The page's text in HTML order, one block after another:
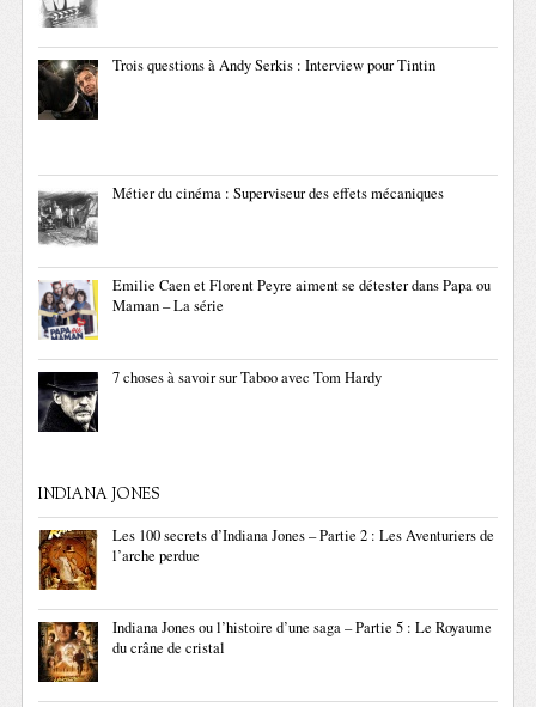
Trois questions à Andy Serkis : Interview pour Tintin
Métier du cinéma : Superviseur des effets mécaniques
Emilie Caen et Florent Peyre aiment se détester dans Papa ou
Maman – La série
7 choses à savoir sur Taboo avec Tom Hardy
INDIANA JONES
Les 100 secrets d’Indiana Jones – Partie 2 : Les Aventuriers de
l’arche perdue
Indiana Jones ou l’histoire d’une saga – Partie 5 : Le Royaume
du crâne de cristal